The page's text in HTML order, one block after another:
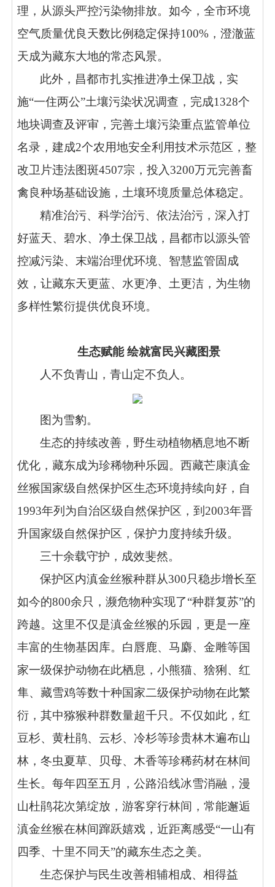
理，从源头严控污染物排放。如今，全市环境
空气质量优良天数比例稳定保持100%，澄澈蓝
天成为藏东大地的常态风景。
此外，昌都市扎实推进净土保卫战，实
施“一住两公”土壤污染状况调查，完成1328个
地块调查及评审，完善土壤污染重点监管单位
名录，建成2个农用地安全利用技术示范区，整
改卫片违法图斑4507宗，投入3200万元完善畜
禽良种场基础设施，土壤环境质量总体稳定。
精准治污、科学治污、依法治污，深入打
好蓝天、碧水、净土保卫战，昌都市以源头管
控减污染、末端治理优环境、智慧监管固成
效，让藏东天更蓝、水更净、土更洁，为生物
多样性繁衍提供优良环境。
生态赋能 绘就富民兴藏图景
人不负青山，青山定不负人。
图为雪豹。
生态的持续改善，野生动植物栖息地不断
优化，藏东成为珍稀物种乐园。西藏芒康滇金
丝猴国家级自然保护区生态环境持续向好，自
1993年列为自治区级自然保护区，到2003年晋
升国家级自然保护区，保护力度持续升级。
三十余载守护，成效斐然。
保护区内滇金丝猴种群从300只稳步增长至
如今的800余只，濒危物种实现了“种群复苏”的
跨越。这里不仅是滇金丝猴的乐园，更是一座
丰富的生物基因库。白唇鹿、马麝、 金雕等国
家一级保护动物在此栖息，小熊猫、猞猁、红
隼、藏雪鸡等数十种国家二级保护动物在此繁
衍，其中猕猴种群数量超千只。不仅如此，红
豆杉、黄杜鹃、云杉、冷杉等珍贵林木遍布山
林，冬虫夏草、贝母、木香等珍稀药材在林间
生长。每年四至五月，公路沿线冰雪消融，漫
山杜鹃花次第绽放，游客穿行林间，常能邂逅
滇金丝猴在林间蹿跃嬉戏，近距离感受“一山有
四季、十里不同天”的藏东生态之美。
生态保护与民生改善相辅相成、相得益